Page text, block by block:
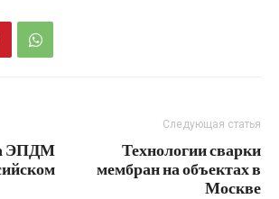
ЭПДМ
Следующая статья
Технологии сварки
мембран на объектах в
Москве